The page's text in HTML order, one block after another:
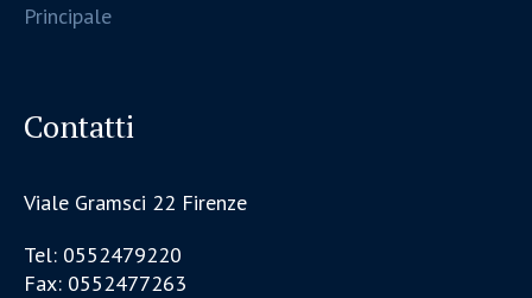
Principale
Contatti
Viale Gramsci 22 Firenze
Tel: 0552479220
Fax: 0552477263